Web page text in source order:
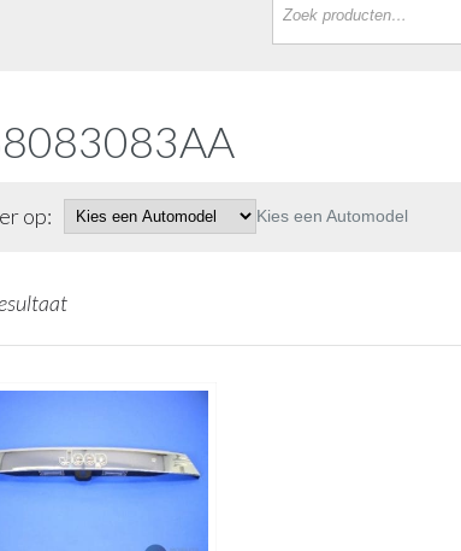
op: Kies een Automodel